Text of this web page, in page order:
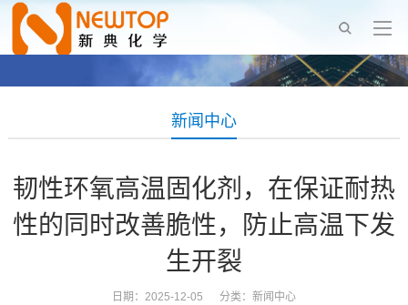
新闻中心
韧性环氧高温固化剂，在保证耐热
性的同时改善脆性，防止高温下发
生开裂
日期：2025-12-05 分类： 新闻中心